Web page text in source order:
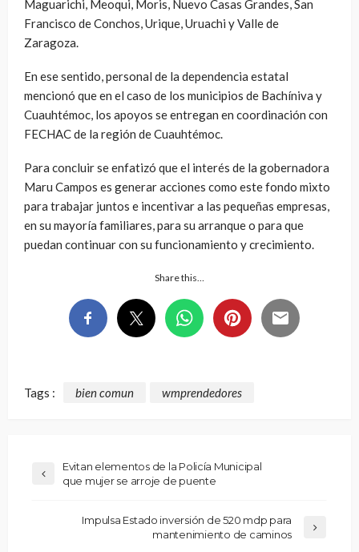
Maguarichi, Meoqui, Moris, Nuevo Casas Grandes, San
Francisco de Conchos, Urique, Uruachi y Valle de
Zaragoza.
En ese sentido, personal de la dependencia estatal
mencionó que en el caso de los municipios de Bachíniva y
Cuauhtémoc, los apoyos se entregan en coordinación con
FECHAC de la región de Cuauhtémoc.
Para concluir se enfatizó que el interés de la gobernadora
Maru Campos es generar acciones como este fondo mixto
para trabajar juntos e incentivar a las pequeñas empresas,
en su mayoría familiares, para su arranque o para que
puedan continuar con su funcionamiento y crecimiento.
Share this…
Tags : bien comun wmprendedores
Evitan elementos de la Policía Municipal
que mujer se arroje de puente
Impulsa Estado inversión de 520 mdp para
mantenimiento de caminos